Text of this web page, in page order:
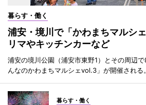
暮らす・働く
浦安・境川で「かわまちマルシ
リマやキッチンカーなど
浦安の境川公園（浦安市東野1）とその周辺
んなのかわまちマルシェvol.3」が開催される。
暮らす・働く